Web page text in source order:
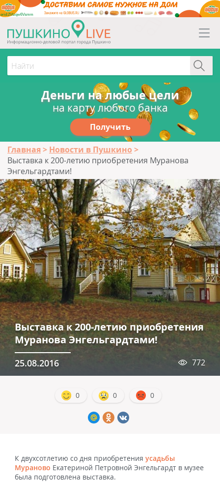
erid:2Vtzqw6Vsmm
Деньги на любые цели
на карту любого банка
Получить
Главная
Новости в Пушкино
Выставка к 200-летию приобретения Муранова
Энгельгардтами!
Выставка к 200-летию приобретения
Муранова Энгельгардтами!
25.08.2016 772
0 0 0
К двухсотлетию со дня приобретения усадьбы
Мураново Екатериной Петровной Энгельгардт в музее
была подготовлена выставка.